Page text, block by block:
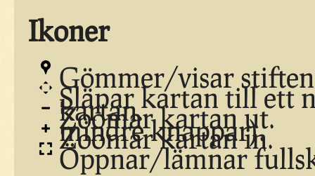
Ikoner
Gömmer/visar
kartan.
Släpar kartan till ett
mindre knappar).
Zoomar kartan ut.
Zoomar kartan in.
Öppnar/lämnar